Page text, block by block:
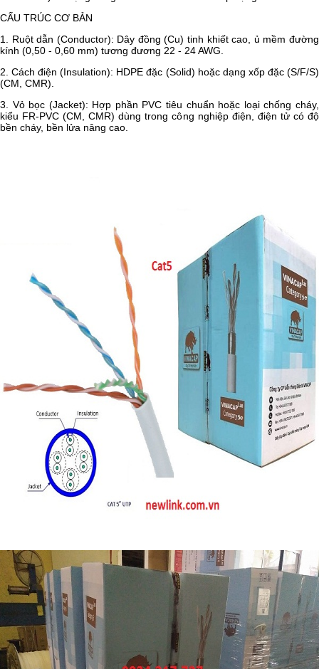
CẤU TRÚC CƠ BẢN
1. Ruột dẫn (Conductor): Dây đồng (Cu) tinh khiết cao, ủ mềm đường
kính (0,50 - 0,60 mm) tương đương 22 - 24 AWG.
2. Cách điện (Insulation): HDPE đặc (Solid) hoặc dạng xốp đặc (S/F/S)
(CM, CMR).
3. Vỏ bọc (Jacket): Hợp phần PVC tiêu chuẩn hoặc loại chống cháy,
kiểu FR-PVC (CM, CMR) dùng trong công nghiệp điện, điện tử có độ
bền cháy, bền lửa nâng cao.